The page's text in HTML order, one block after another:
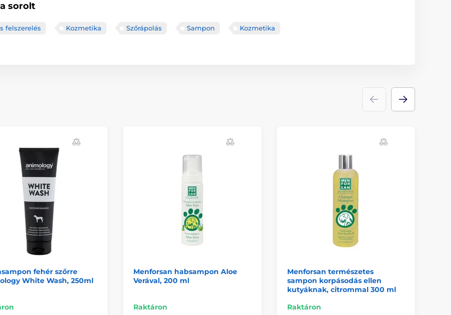
sorolt
felszerelés Kozmetika Szőrápolás Sampon Kozmetika
fehér szőrre
White Wash, 250ml
Menforsan habsampon Aloe
Verával, 200 ml
Raktáron
Menforsan természetes
sampon korpásodás ellen
kutyáknak, citrommal 300 ml
Raktáron